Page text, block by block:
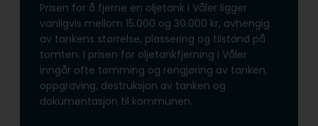
Prisen for å fjerne en oljetank i Våler ligger
vanligvis mellom 15.000 og 30.000 kr, avhengig
av tankens størrelse, plassering og tilstand på
tomten. I prisen for oljetankfjerning i Våler
inngår ofte tømming og rengjøring av tanken,
oppgraving, destruksjon av tanken og
dokumentasjon til kommunen.